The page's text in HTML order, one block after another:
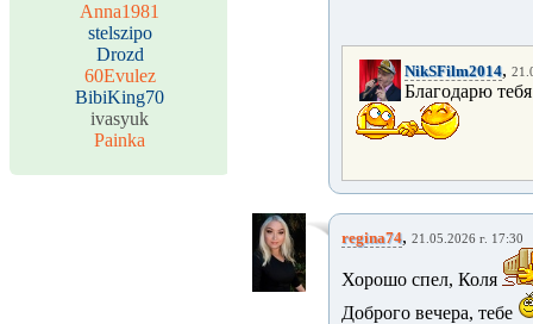
Anna1981
stelszipo
Drozd
60Evulez
BibiKing70
ivasyuk
Painka
NikSFilm2014,
Благодарю
regina74, 21.05.2026 г. 17:30
Хорошо спел, Коля
Доброго вечера, тебе